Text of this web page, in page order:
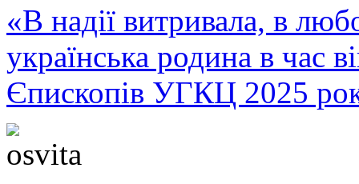
«В надії витривала, в
українська родина в час
Єпископів УГКЦ 2025